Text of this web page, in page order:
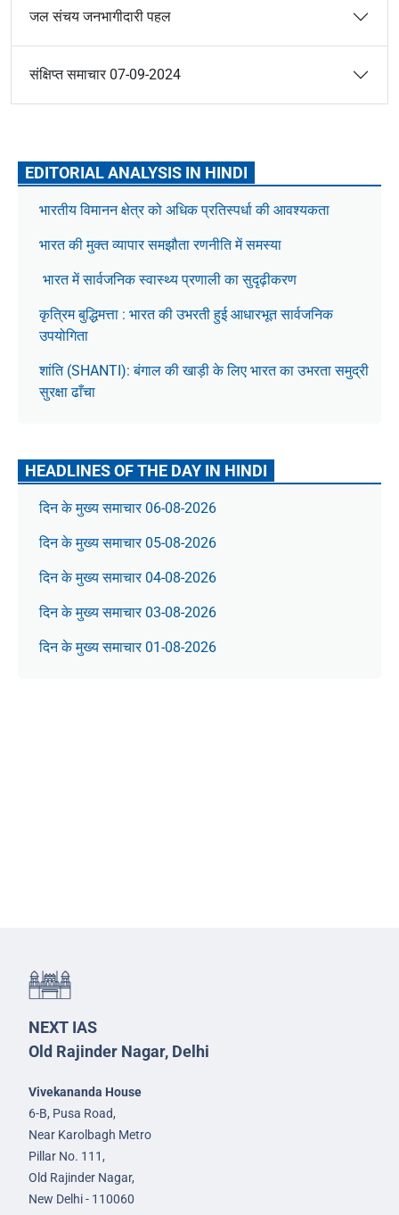
जल संचय जनभागीदारी पहल
संक्षिप्त समाचार 07-09-2024
EDITORIAL ANALYSIS IN HINDI
भारतीय विमानन क्षेत्र को अधिक प्रतिस्पर्धा की आवश्यकता
भारत की मुक्त व्यापार समझौता रणनीति में समस्या
भारत में सार्वजनिक स्वास्थ्य प्रणाली का सुदृढ़ीकरण
कृत्रिम बुद्धिमत्ता : भारत की उभरती हुई आधारभूत सार्वजनिक
उपयोगिता
शांति (SHANTI): बंगाल की खाड़ी के लिए भारत का उभरता समुद्री
सुरक्षा ढाँचा
HEADLINES OF THE DAY IN HINDI
दिन के मुख्य समाचार 06-08-2026
दिन के मुख्य समाचार 05-08-2026
दिन के मुख्य समाचार 04-08-2026
दिन के मुख्य समाचार 03-08-2026
दिन के मुख्य समाचार 01-08-2026
NEXT IAS
Old Rajinder Nagar, Delhi
Vivekananda House
6-B, Pusa Road,
Near Karolbagh Metro
Pillar No. 111,
Old Rajinder Nagar,
New Delhi - 110060